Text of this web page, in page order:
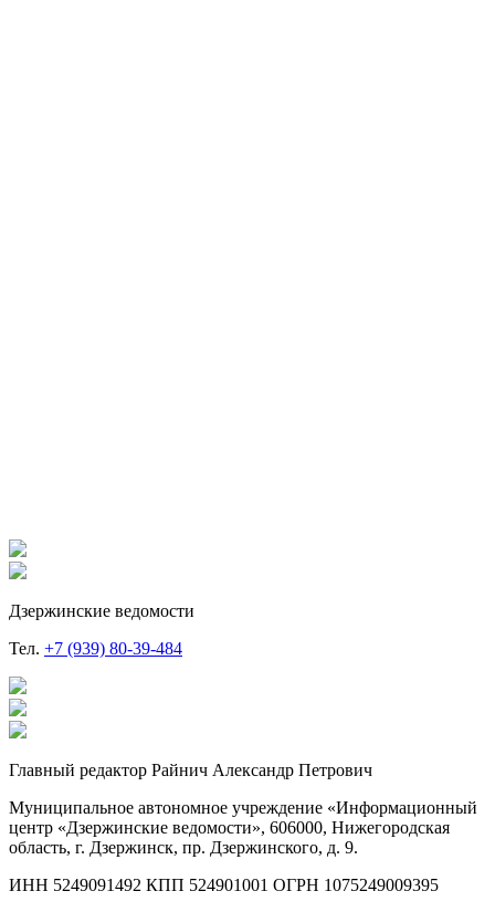
Дзержинские ведомости
Тел. +7 (939) 80-39-484
Главный редактор Райнич Александр Петрович
Муниципальное автономное учреждение «Информационный
центр «Дзержинские ведомости», 606000, Нижегородская
область, г. Дзержинск, пр. Дзержинского, д. 9.
ИНН 5249091492 КПП 524901001 ОГРН 1075249009395